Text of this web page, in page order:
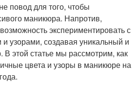
повод для того, чтобы
маникюра. Напротив,
экспериментировать с
узорами, создавая уникальный и
этой статье мы рассмотрим, как
цвета и узоры в маникюре на